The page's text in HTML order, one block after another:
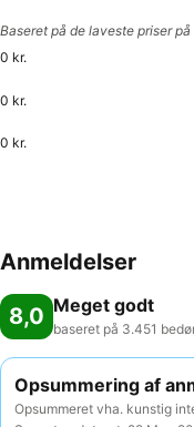
Baseret på de laveste priser
0 kr.
0 kr.
0 kr.
Anmeldelser
8,0 Meget godt
baseret på 3.451
Opsummering af
Opsummeret vha. kunstig